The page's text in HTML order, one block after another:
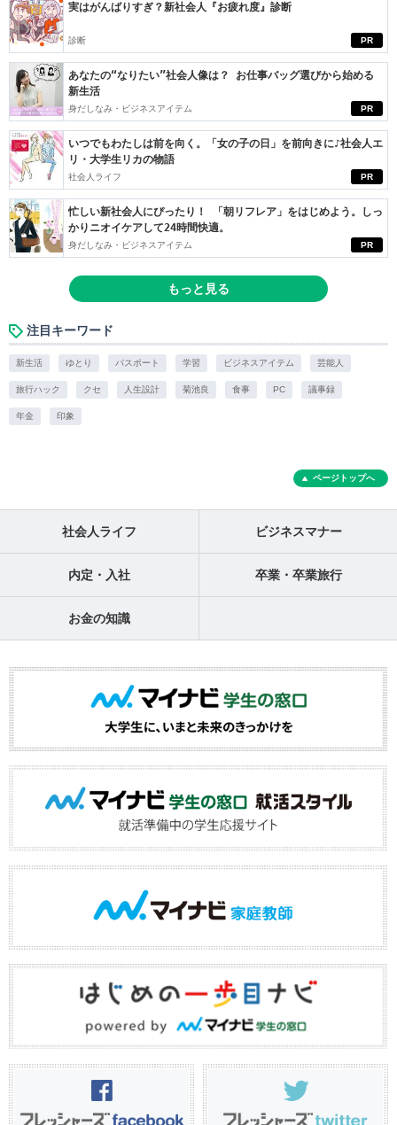
PR
実はがんばりすぎ？新社会人『お疲れ度』診断
診断
PR
あなたの“なりたい”社会人像は？ お仕事バッグ選びから始める
新生活
身だしなみ・ビジネスアイテム
PR
いつでもわたしは前を向く。「女の子の日」を前向きに♪社会人エ
リ・大学生リカの物語
社会人ライフ
PR
忙しい新社会人にぴったり！ 「朝リフレア」をはじめよう。しっ
かりニオイケアして24時間快適。
身だしなみ・ビジネスアイテム
もっと見る
注目キーワード
新生活 ゆとり パスポート 学習 ビジネスアイテム 芸能人
旅行ハック クセ 人生設計 菊池良 食事 PC 議事録
年金 印象
ページトップへ
社会人ライフ ビジネスマナー
内定・入社 卒業・卒業旅行
お金の知識